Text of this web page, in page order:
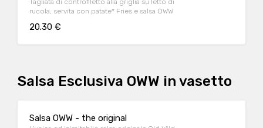
Tagliata di controfiletto alla griglia su letto di
rucola, servita con patate* Fries e salsa OWW
20.30 €
Salsa Esclusiva OWW in vasetto
Salsa OWW - the original